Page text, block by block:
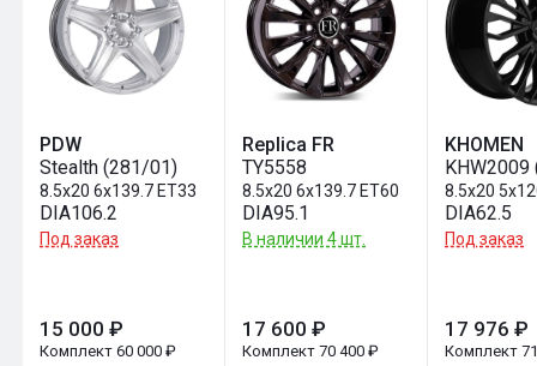
PDW
Stealth (281/01)
8.5x20 6x139.7 ET33
DIA106.2
Под заказ
15 000 ₽
Комплект 60 000 ₽
Replica FR
TY5558
8.5x20 6x139.7 ET60
DIA95.1
В наличии 4 шт.
17 600 ₽
Комплект 70 400 ₽
KHOMEN
8.5x20
DIA62.5
Под заказ
17 976 ₽
Комплект